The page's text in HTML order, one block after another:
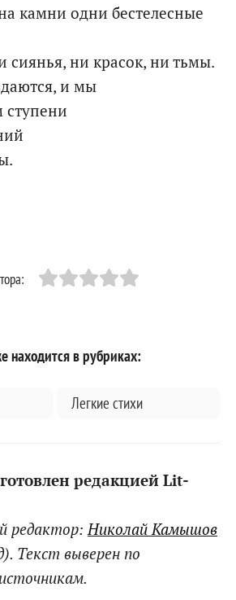
камни одни бестелесные
сиянья, ни красок, ни тьмы.
и мы
находится в рубриках:
Легкие стихи
редакцией Lit-
редактор:Николай Камышов
Текст выверен по